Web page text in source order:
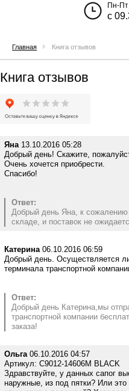
Пн-Пт
с
Главная Книга отзывов
Книга отзывов
Яна13.10.2016 05:28
Добрый день! Скажите,
Очень хочется приобрести.
Спасибо!
Ответ:
Добрый день Яна, к
складе, и поставок не
Катерина06.10.2016 06:59
Добрый день. Осуществляется
терминала транспортной
Ответ:
Добрый день Катерина,мы
транспортной компании
заказа!
Ольга06.10.2016 04:57
Артикул: C9012-14606M BLACK
Здравствуйте, у данных сапог
наружные, из под пятки? Или это